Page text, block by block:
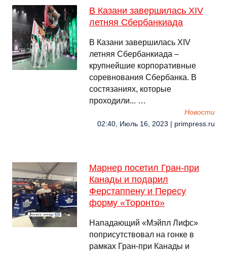
В Казани завершилась XIV
летняя Сбербанкиада
В Казани завершилась XIV
летняя Сбербанкиада –
крупнейшие корпоративные
соревнования Сбербанка. В
состязаниях, которые
проходили... …
Новости
02:40, Июль 16, 2023 | primpress.ru
Марнер посетил Гран-при
Канады и подарил
Ферстаппену и Пересу
форму «Торонто»
Нападающий «Мэйпл Лифс»
поприсутствовал на гонке в
рамках Гран-при Канады и